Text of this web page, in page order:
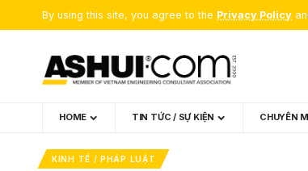
By using this site, you agree to the Privacy Policy
HOME TIN TỨC / SỰ KIỆN CHUYÊN
KINH TẾ / PHÁP LUẬT